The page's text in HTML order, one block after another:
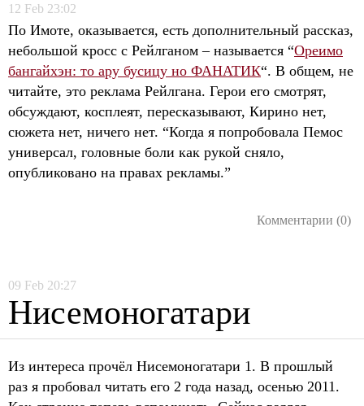
12 Feb 23:02
По Имоте, оказывается, есть дополнительный рассказ,
небольшой кросс с Рейлганом – называется “Ореимо
бангайхэн: то ару бусицу но ФАНАТИК“. В общем, не
читайте, это реклама Рейлгана. Герои его смотрят,
обсуждают, косплеят, пересказывают, Кирино нет,
сюжета нет, ничего нет. “Когда я попробовала Пемос
универсал, головные боли как рукой сняло,
опубликовано на правах рекламы.”
Комментарии (0)
09 Feb 20:27
Нисемоногатари
Из интереса прочёл Нисемоногатари 1. В прошлый
раз я пробовал читать его 2 года назад, осенью 2011.